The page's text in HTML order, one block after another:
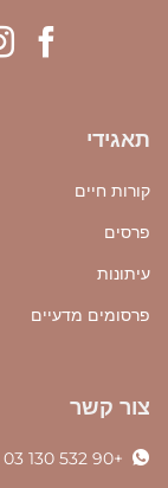
תאגידי
קורות חיים
פרסים
עיתונות
פרסומים מדעיים
צור קשר
+90 532 130 03 16